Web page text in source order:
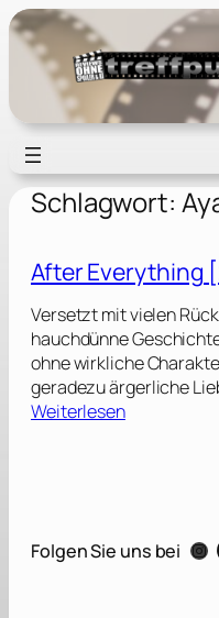
Zum
Inhalt
springen
Schlagwort:
After Everything
Versetzt mit vielen
hauchdünne
ohne wirkliche
geradezu ärgerliche
Weiterlesen:
E
Folgen Sie uns bei Instagram